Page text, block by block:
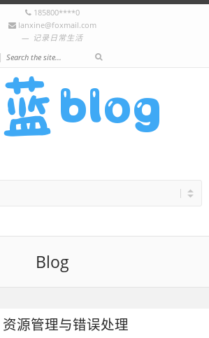
185800****0
lanxine@foxmail.com
记录日常生活
|
Blog
源管理与错误处理